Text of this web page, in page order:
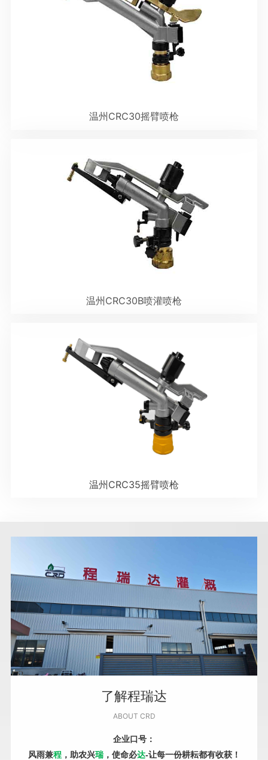
温州CRC30摇臂喷枪
温州CRC30B喷灌喷枪
温州CRC35摇臂喷枪
了解程瑞达
ABOUT CRD
企业口号：
风雨兼程，助农兴瑞，使命必达-让每一份耕耘都有收获！